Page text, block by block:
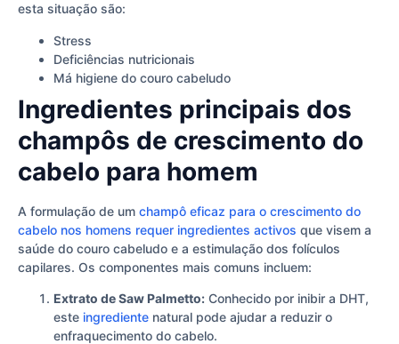
esta situação são:
Stress
Deficiências nutricionais
Má higiene do couro cabeludo
Ingredientes principais dos
champôs de crescimento do
cabelo para homem
A formulação de um champô eficaz para o crescimento do
cabelo nos homens requer ingredientes activos que visem a
saúde do couro cabeludo e a estimulação dos folículos
capilares. Os componentes mais comuns incluem:
Extrato de Saw Palmetto: Conhecido por inibir a DHT,
este ingrediente natural pode ajudar a reduzir o
enfraquecimento do cabelo.